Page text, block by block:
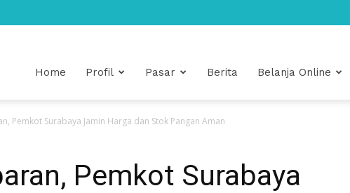
Home Profil Pasar Berita Belanja Online
Pemkot Surabaya Jamin Harga dan Stok Pangan Aman
Pemkot Surabaya